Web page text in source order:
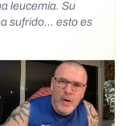
Su
sufrido… esto es